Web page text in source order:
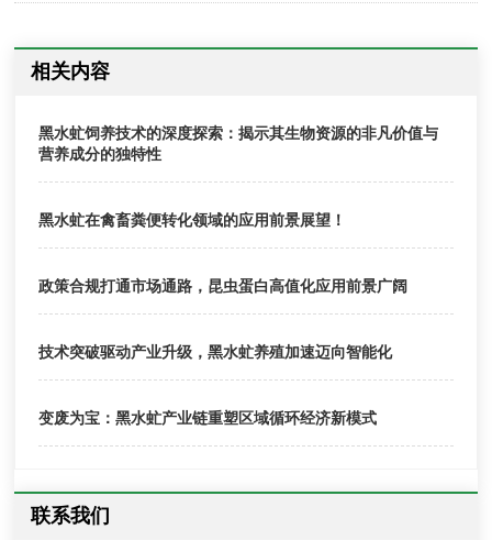
相关内容
黑水虻饲养技术的深度探索：揭示其生物资源的非凡价值与
营养成分的独特性
黑水虻在禽畜粪便转化领域的应用前景展望！
政策合规打通市场通路，昆虫蛋白高值化应用前景广阔
技术突破驱动产业升级，黑水虻养殖加速迈向智能化
变废为宝：黑水虻产业链重塑区域循环经济新模式
联系我们